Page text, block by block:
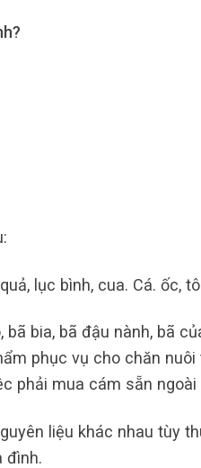
lục bình, cua. Cá. ốc,
bia, bã đậu nành, bã
phục vụ cho chăn nuôi
phải mua cám sẵn
liệu khác nhau tùy
đình.